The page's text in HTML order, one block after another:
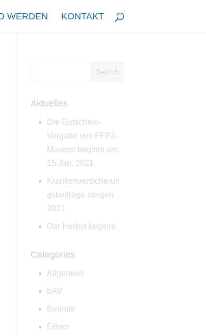
WERDEN KONTAKT
Aktuelles
Die Gutschein-
Vergabe von FFP2-
Masken beginnt am
15.Jan. 2021
Krankenversicherun
gsbeiträge steigen
2021
Der Herbst beginnt
Categories
Allgemein
bAV
Beamte
Erben